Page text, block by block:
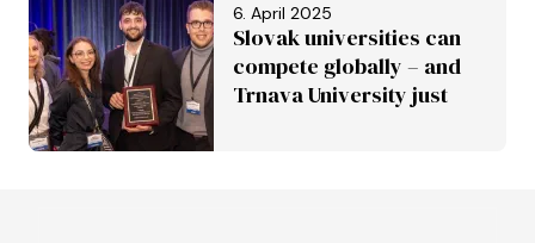
World Heritage List
6. April 2025
Slovak universities can
compete globally – and
Trnava University just